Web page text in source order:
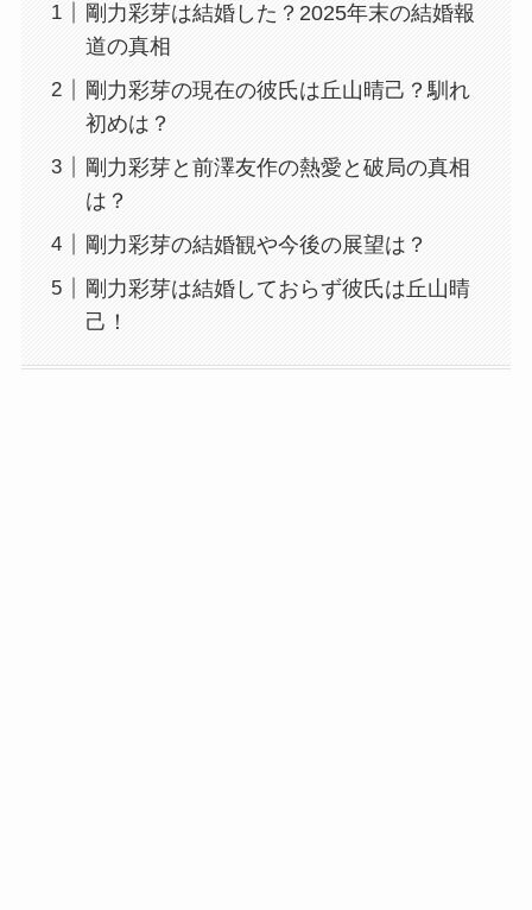
剛力彩芽は結婚した？2025年末の結婚報
道の真相
剛力彩芽の現在の彼氏は丘山晴己？馴れ
初めは？
剛力彩芽と前澤友作の熱愛と破局の真相
は？
剛力彩芽の結婚観や今後の展望は？
剛力彩芽は結婚しておらず彼氏は丘山晴
己！